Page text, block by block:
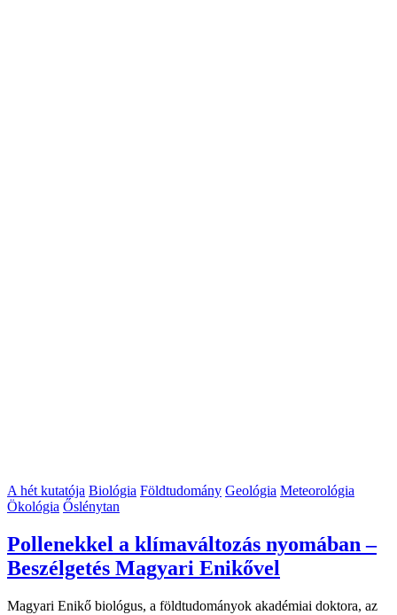
A hét kutatója Biológia Földtudomány Geológia Meteorológia
Ökológia Őslénytan
Pollenekkel a klímaváltozás nyomában –
Beszélgetés Magyari Enikővel
Magyari Enikő biológus, a földtudományok akadémiai doktora, az